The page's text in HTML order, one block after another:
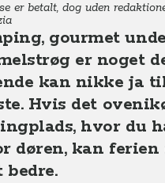
er betalt, dog uden
gourmet
er noget
kan nikke ja
Hvis det
hvor du
døren, kan